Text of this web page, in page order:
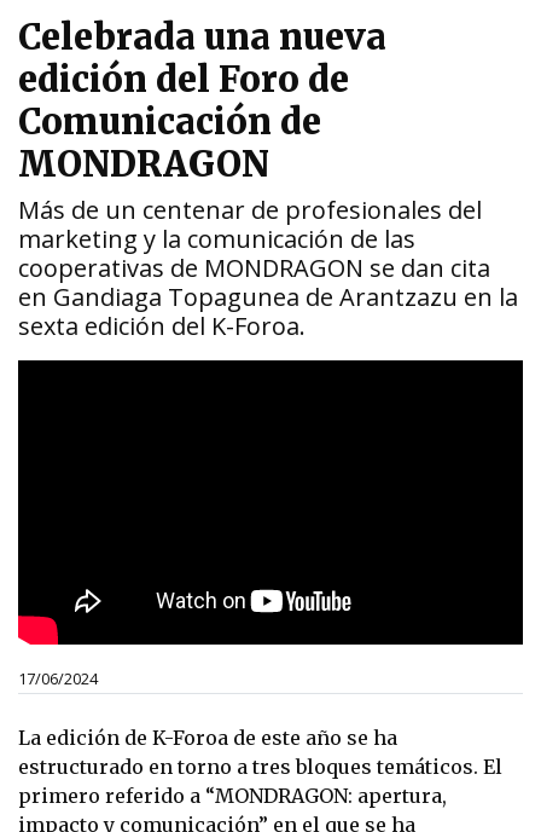
Celebrada una nueva
edición del Foro de
Comunicación de
MONDRAGON
Más de un centenar de profesionales del
marketing y la comunicación de las
cooperativas de MONDRAGON se dan cita
en Gandiaga Topagunea de Arantzazu en la
sexta edición del K-Foroa.
17/06/2024
La edición de K-Foroa de este año se ha
estructurado en torno a tres bloques temáticos. El
primero referido a “MONDRAGON: apertura,
impacto y comunicación” en el que se ha